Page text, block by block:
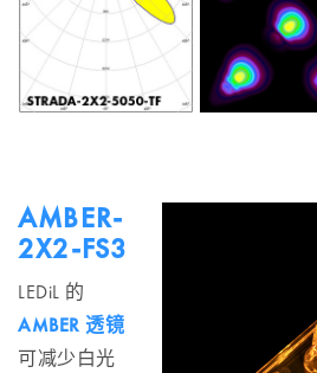
AMBER-
2X2-FS3
LEDiL 的
AMBER 透镜
可减少白光